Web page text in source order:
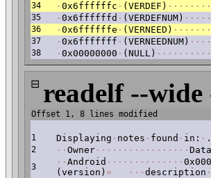
34 · 0x6ffffffc · (VERDEF) · · · · · · · ·
35 · 0x6ffffffd · (VERDEFNUM) · · · · ·
36 · 0x6ffffffe · (VERNEED) · · · · · · ·
37 · 0x6fffffff · (VERNEEDNUM) · · · ·
38 · 0x00000000 · (NULL) · · · · · · · · · ·
⊟ readelf --wide
Offset 1, 8 lines modified
1 Displaying · notes · found · in: ·
2 · · Owner · · · · · · · · · · · · · · · · · Data
3 · · Android · · · · · · · · · · · · · ·
(version) » · · · description ·